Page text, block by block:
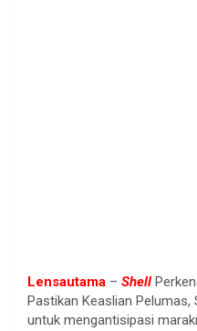
Lensautama – Shell
Pastikan Keaslian
untuk mengantisipasi